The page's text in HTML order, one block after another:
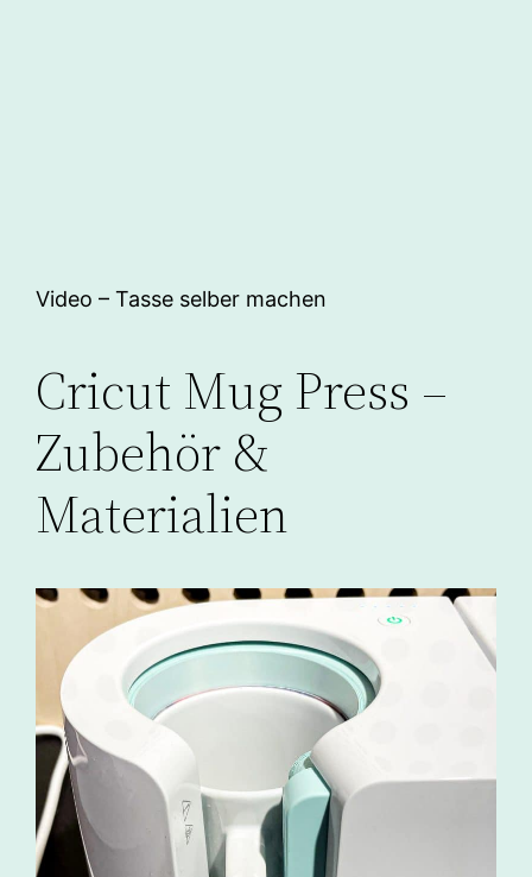
Video – Tasse selber machen
Cricut Mug Press –
Zubehör &
Materialien